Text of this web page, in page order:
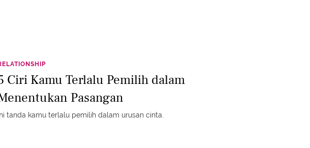
Ciri Kamu Terlalu Pemilih dalam
Pasangan
Ini tanda kamu terlalu pemilih dalam urusan cinta.